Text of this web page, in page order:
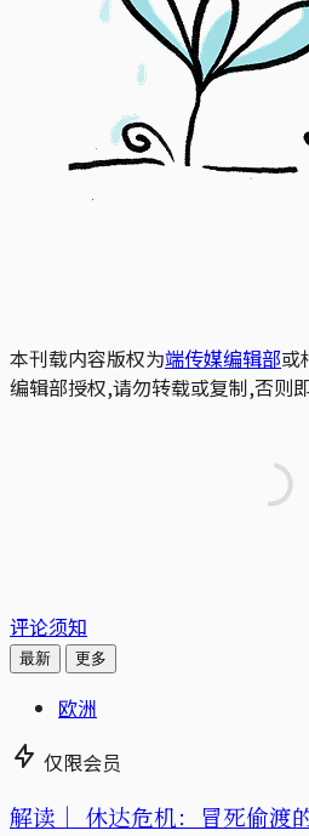
本刊载内容版权为端传媒编辑部或
编辑部授权,请勿转载或复制,否则
评论须知
最新 更多
欧洲
仅限会员
解读｜ 休达危机：冒死偷渡